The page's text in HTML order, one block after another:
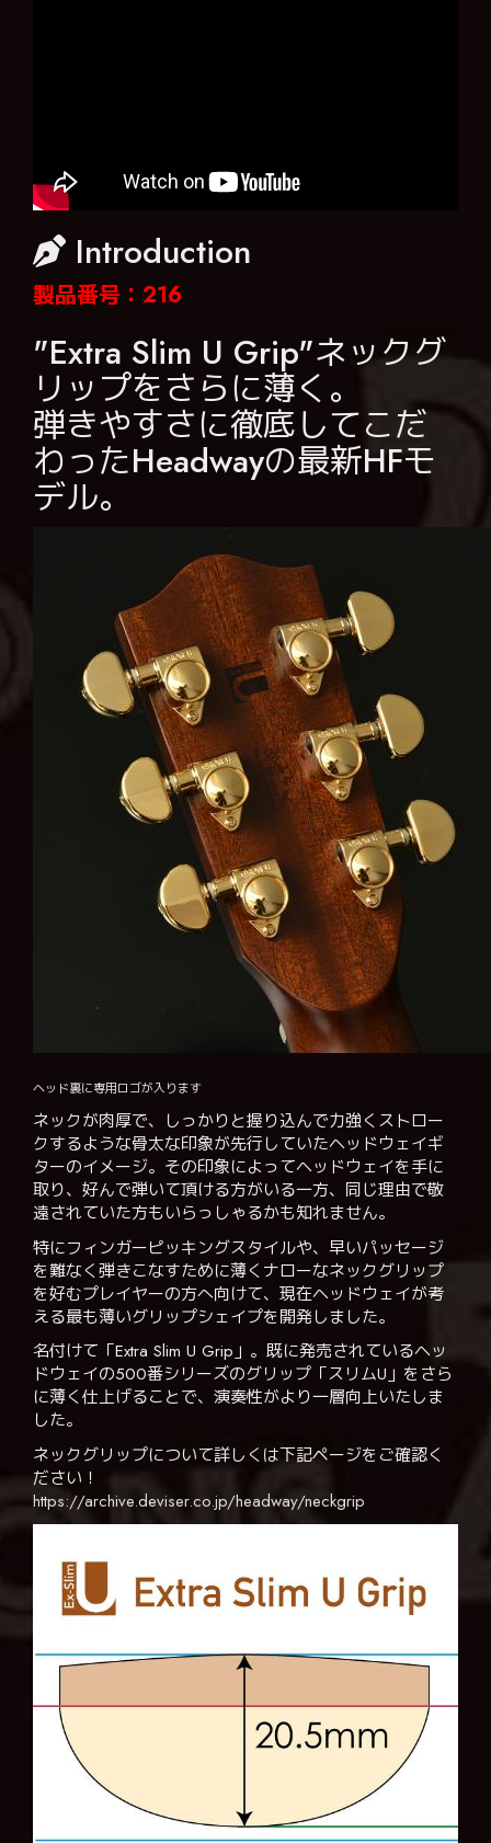
Introduction
製品番号：216
"Extra Slim U Grip"ネックグ
リップをさらに薄く。
弾きやすさに徹底してこだ
わったHeadwayの最新HFモ
デル。
ヘッド裏に専用ロゴが入ります
ネックが肉厚で、しっかりと握り込んで力強くストロー
クするような骨太な印象が先行していたヘッドウェイギ
ターのイメージ。その印象によってヘッドウェイを手に
取り、好んで弾いて頂ける方がいる一方、同じ理由で敬
遠されていた方もいらっしゃるかも知れません。
特にフィンガーピッキングスタイルや、早いパッセージ
を難なく弾きこなすために薄くナローなネックグリップ
を好むプレイヤーの方へ向けて、現在ヘッドウェイが考
える最も薄いグリップシェイプを開発しました。
名付けて「Extra Slim U Grip」。既に発売されているヘッ
ドウェイの500番シリーズのグリップ「スリムU」をさら
に薄く仕上げることで、演奏性がより一層向上いたしま
した。
ネックグリップについて詳しくは下記ページをご確認く
ださい！
https://archive.deviser.co.jp/headway/neckgrip